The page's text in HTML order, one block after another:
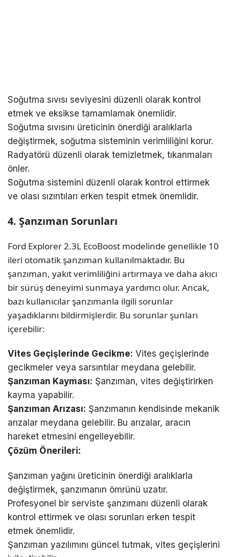
Soğutma sıvısı seviyesini düzenli olarak kontrol
etmek ve eksikse tamamlamak önemlidir.
Soğutma sıvısını üreticinin önerdiği aralıklarla
değiştirmek, soğutma sisteminin verimliliğini korur.
Radyatörü düzenli olarak temizletmek, tıkanmaları
önler.
Soğutma sistemini düzenli olarak kontrol ettirmek
ve olası sızıntıları erken tespit etmek önemlidir.
4. Şanzıman Sorunları
Ford Explorer 2.3L EcoBoost modelinde genellikle 10
ileri otomatik şanzıman kullanılmaktadır. Bu
şanzıman, yakıt verimliliğini artırmaya ve daha akıcı
bir sürüş deneyimi sunmaya yardımcı olur. Ancak,
bazı kullanıcılar şanzımanla ilgili sorunlar
yaşadıklarını bildirmişlerdir. Bu sorunlar şunları
içerebilir:
Vites Geçişlerinde Gecikme: Vites geçişlerinde
gecikmeler veya sarsıntılar meydana gelebilir.
Şanzıman Kayması: Şanzıman, vites değiştirirken
kayma yapabilir.
Şanzıman Arızası: Şanzımanın kendisinde mekanik
arızalar meydana gelebilir. Bu arızalar, aracın
hareket etmesini engelleyebilir.
Çözüm Önerileri:
Şanzıman yağını üreticinin önerdiği aralıklarla
değiştirmek, şanzımanın ömrünü uzatır.
Profesyonel bir serviste şanzımanı düzenli olarak
kontrol ettirmek ve olası sorunları erken tespit
etmek önemlidir.
Şanzıman yazılımını güncel tutmak, vites geçişlerini